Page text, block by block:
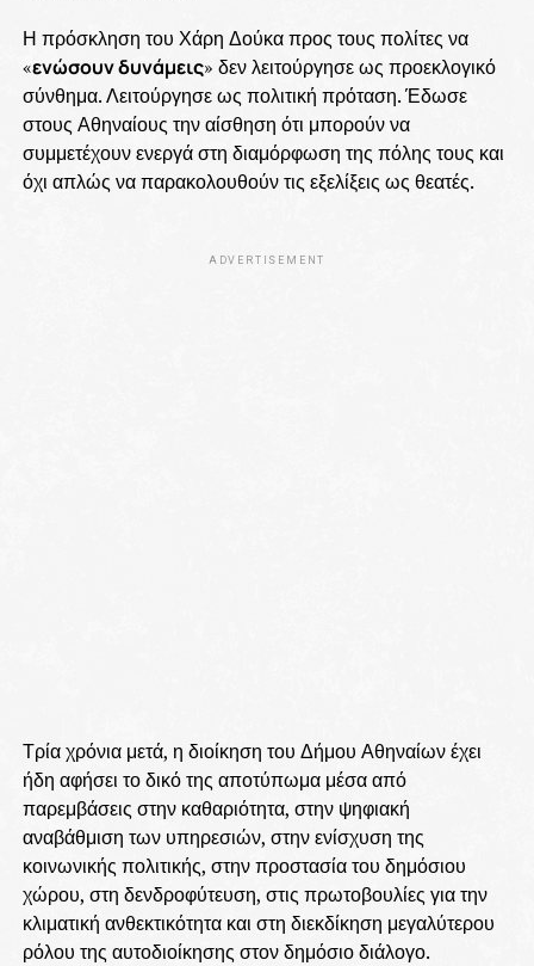
Η πρόσκληση του Χάρη Δούκα προς τους πολίτες να
«ενώσουν δυνάμεις» δεν λειτούργησε ως προεκλογικό
σύνθημα. Λειτούργησε ως πολιτική πρόταση. Έδωσε
στους Αθηναίους την αίσθηση ότι μπορούν να
συμμετέχουν ενεργά στη διαμόρφωση της πόλης τους και
όχι απλώς να παρακολουθούν τις εξελίξεις ως θεατές.
ADVERTISEMENT
Τρία χρόνια μετά, η διοίκηση του Δήμου Αθηναίων έχει
ήδη αφήσει το δικό της αποτύπωμα μέσα από
παρεμβάσεις στην καθαριότητα, στην ψηφιακή
αναβάθμιση των υπηρεσιών, στην ενίσχυση της
κοινωνικής πολιτικής, στην προστασία του δημόσιου
χώρου, στη δενδροφύτευση, στις πρωτοβουλίες για την
κλιματική ανθεκτικότητα και στη διεκδίκηση μεγαλύτερου
ρόλου της αυτοδιοίκησης στον δημόσιο διάλογο.